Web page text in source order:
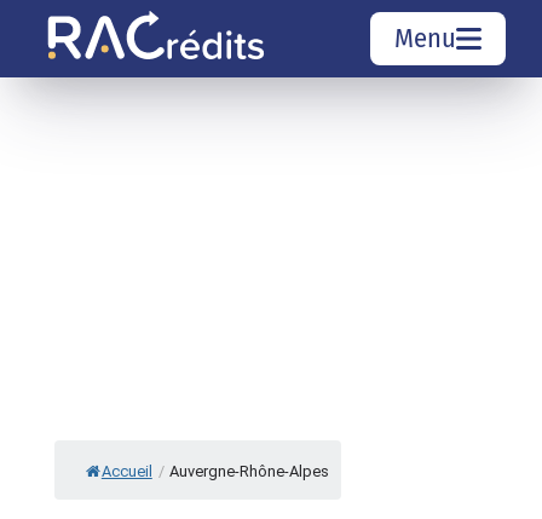
Menu
Accueil / Auvergne-Rhône-Alpes